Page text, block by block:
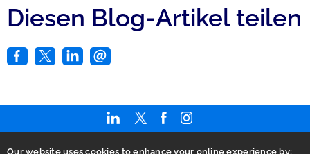
Our website uses cookies to enhance your online experience by;
Diesen Blog-Artikel teilen